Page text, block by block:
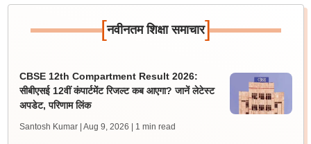
[नवीनतम शिक्षा समाचार]
CBSE 12th Compartment Result 2026:
सीबीएसई 12वीं कंपार्टमेंट रिजल्ट कब आएगा? जानें लेटेस्ट
अपडेट, परिणाम लिंक
Santosh Kumar | Aug 9, 2026 | 1 min read